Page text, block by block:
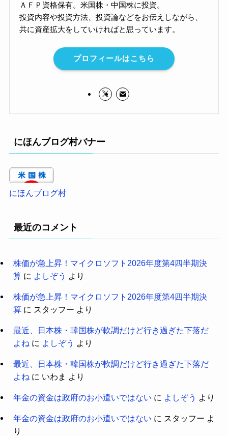
ＡＦＰ資格保有。米国株・中国株に投資。
投資内容や投資方法、投資論などをお伝えしながら、
共に資産拡大をしていければと思っています。
プロフィールはこちら
にほんブログ村バナー
にほんブログ村
最近のコメント
株価が急上昇！マイクロソフト2026年度第4四半期決
算に よしぞう より
株価が急上昇！マイクロソフト2026年度第4四半期決
算に スタッフー より
最近、日本株・韓国株が軟調だけど行き過ぎた下落だ
よね に よしぞう より
最近、日本株・韓国株が軟調だけど行き過ぎた下落だ
よね に いわま より
年金の資金は政府のお小遣いではない に よしぞう より
年金の資金は政府のお小遣いではない に スタッフー よ
り